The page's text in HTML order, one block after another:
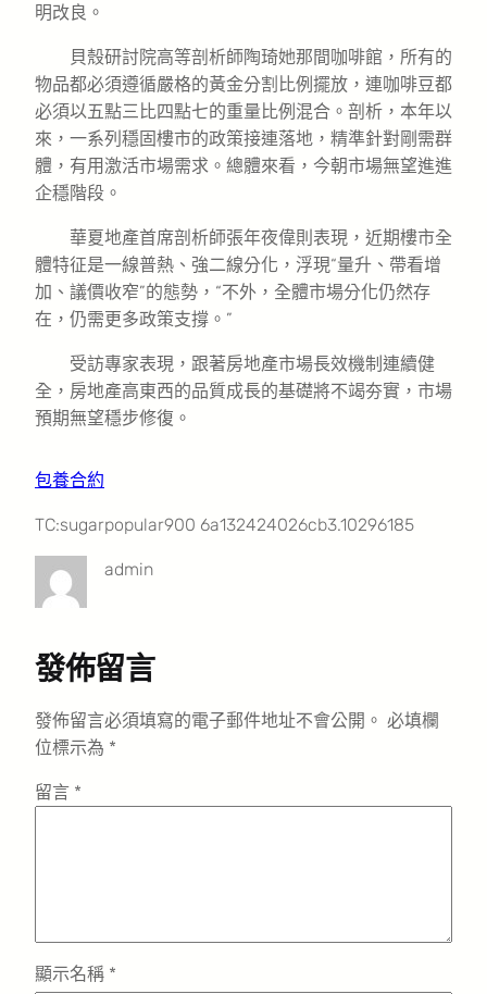
明改良。
貝殼研討院高等剖析師陶琦她那間咖啡館，所有的
物品都必須遵循嚴格的黃金分割比例擺放，連咖啡豆都
必須以五點三比四點七的重量比例混合。剖析，本年以
來，一系列穩固樓市的政策接連落地，精準針對剛需群
體，有用激活市場需求。總體來看，今朝市場無望進進
企穩階段。
華夏地產首席剖析師張年夜偉則表現，近期樓市全
體特征是一線普熱、強二線分化，浮現“量升、帶看增
加、議價收窄”的態勢，“不外，全體市場分化仍然存
在，仍需更多政策支撐。”
受訪專家表現，跟著房地產市場長效機制連續健
全，房地產高東西的品質成長的基礎將不竭夯實，市場
預期無望穩步修復。
包養合約
TC:sugarpopular900 6a132424026cb3.10296185
admin
發佈留言
發佈留言必須填寫的電子郵件地址不會公開。 必填欄
位標示為 *
留言 *
顯示名稱 *